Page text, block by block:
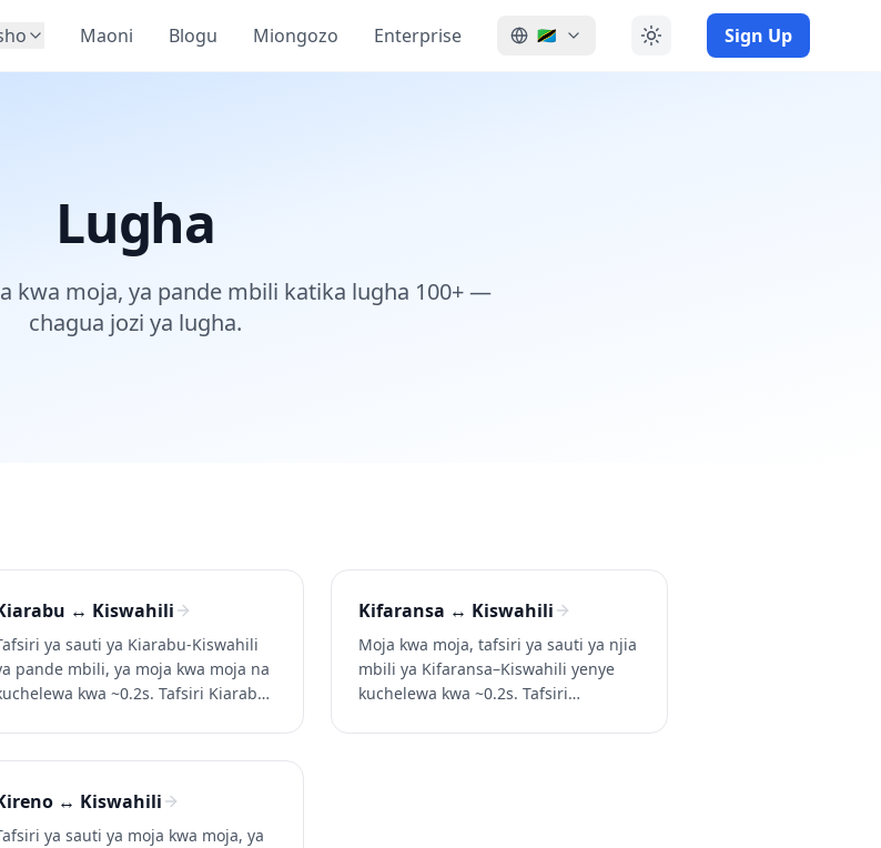
Maoni Blogu Miongozo Enterprise 🇹🇿 Sign Up
Lugha
kwa moja, ya pande mbili katika lugha 100+ —
chagua jozi ya lugha.
↔ Kiswahili
ya sauti ya Kiarabu-Kiswahili
pande mbili, ya moja kwa moja na
kwa ~0.2s. Tafsiri Kiarabu
simu, na video. Jaribu
bure.
Kifaransa ↔ Kiswahili
Moja kwa moja, tafsiri ya sauti ya njia
mbili ya Kifaransa–Kiswahili yenye
kuchelewa kwa ~0.2s. Tafsiri
↔ Kiswahili
ya sauti ya moja kwa moja, ya